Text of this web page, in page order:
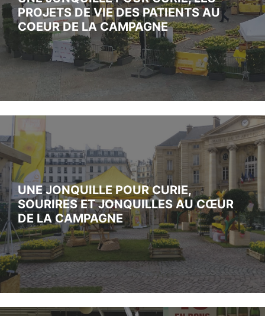
PROJETS DE VIE DES PATIENTS AU
COEUR DE LA CAMPAGNE
UNE JONQUILLE POUR CURIE,
SOURIRES ET JONQUILLES AU CŒUR
DE LA CAMPAGNE